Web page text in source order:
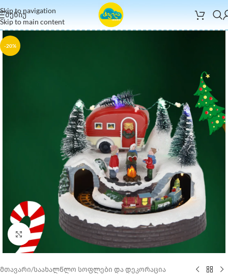
Skip to navigation
Skip to main content
ᲛᲔᲜᲘᲣ
-20%
Click to enlarge
მთავარი/საახალწლო სოფლები და დეკორაცია